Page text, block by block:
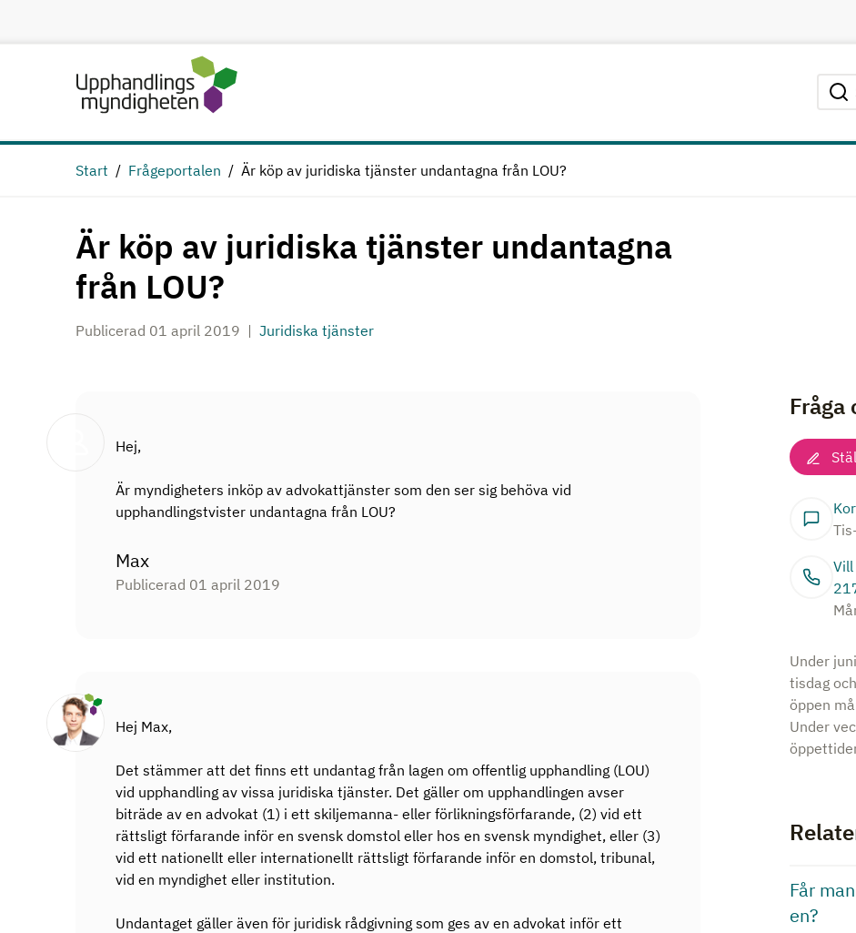
Start Frågeportalen Är köp av juridiska tjänster undantagna från LOU?
Är köp av juridiska tjänster undantagna
från LOU?
Publicerad 01 april 2019 Juridiska tjänster
Hej,
Är myndigheters inköp av advokattjänster som den ser sig behöva vid
upphandlingstvister undantagna från LOU?
Max
Publicerad 01 april 2019
Hej Max,
Det stämmer att det finns ett undantag från lagen om offentlig upphandling (LOU)
vid upphandling av vissa juridiska tjänster. Det gäller om upphandlingen avser
biträde av en advokat (1) i ett skiljemanna- eller förlikningsförfarande, (2) vid ett
rättsligt förfarande inför en svensk domstol eller hos en svensk myndighet, eller (3)
vid ett nationellt eller internationellt rättsligt förfarande inför en domstol, tribunal,
vid en myndighet eller institution.
Undantaget gäller även för juridisk rådgivning som ges av en advokat inför ett
Fråga
Under
tisdag
öppen
Under
Får
en?